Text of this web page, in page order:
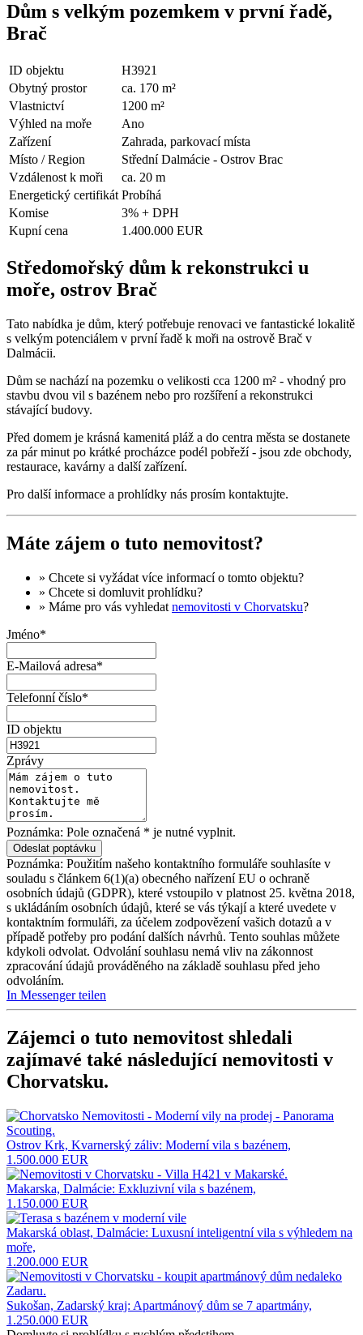
Dům s velkým pozemkem v první řadě,
Brač
ID objektu
H3921
Obytný prostor
ca. 170 m²
Vlastnictví
1200 m²
Výhled na moře
Ano
Zařízení
Zahrada, parkovací místa
Místo / Region
Střední Dalmácie - Ostrov Brac
Vzdálenost k moři
ca. 20 m
Energetický certifikát Probíhá
Komise
3% + DPH
Kupní cena
1.400.000 EUR
Středomořský dům k rekonstrukci u
moře, ostrov Brač
Tato nabídka je dům, který potřebuje renovaci ve fantastické lokalitě
s velkým potenciálem v první řadě k moři na ostrově Brač v
Dalmácii.
Dům se nachází na pozemku o velikosti cca 1200 m² - vhodný pro
stavbu dvou vil s bazénem nebo pro rozšíření a rekonstrukci
stávající budovy.
Před domem je krásná kamenitá pláž a do centra města se dostanete
za pár minut po krátké procházce podél pobřeží - jsou zde obchody,
restaurace, kavárny a další zařízení.
Pro další informace a prohlídky nás prosím kontaktujte.
Máte zájem o tuto nemovitost?
» Chcete si vyžádat více informacío tomto objektu?
» Chcete si domluvit prohlídku?
» Máme pro vás vyhledat nemovitosti v Chorvatsku?
Jméno*
E-Mailová adresa*
Telefonní číslo*
ID objektu
Zprávy
Poznámka: Pole označená * je nutné vyplnit.
Poznámka: Použitím našeho kontaktního formuláře souhlasíte v
souladu s článkem 6(1)(a) obecného nařízení EU o ochraně
osobních údajů (GDPR), které vstoupilo v platnost 25. května 2018,
s ukládáním osobních údajů, které se vás týkají a které uvedete v
kontaktním formuláři, za účelem zodpovězení vašich dotazů a v
případě potřeby pro podání dalších návrhů. Tento souhlas můžete
kdykoli odvolat. Odvolání souhlasu nemá vliv na zákonnost
zpracování údajů prováděného na základě souhlasu před jeho
odvoláním.
In Messenger teilen
Zájemci o tuto nemovitost shledali
zajímavé také následující nemovitosti v
Chorvatsku.
Ostrov Krk, Kvarnerský záliv: Moderní vila s bazénem,
1.500.000 EUR
Makarska, Dalmácie: Exkluzivní vila s bazénem,
1.150.000 EUR
Makarská oblast, Dalmácie: Luxusní inteligentní vila s výhledem na
moře,
1.200.000 EUR
Sukošan, Zadarský kraj: Apartmánový dům se 7 apartmány,
1.250.000 EUR